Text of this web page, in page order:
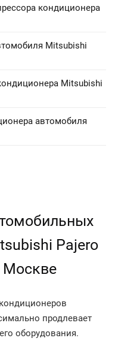
кондиционера
Mitsubishi
Mitsubishi
автомобиля
Pajero
продлевает
оборудования.